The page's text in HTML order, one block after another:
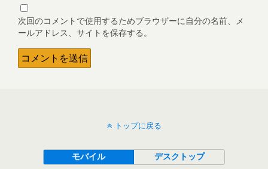
次回のコメントで使用するためブラウザーに自分の名前、メ
ールアドレス、サイトを保存する。
トップに戻る
モバイル デスクトップ